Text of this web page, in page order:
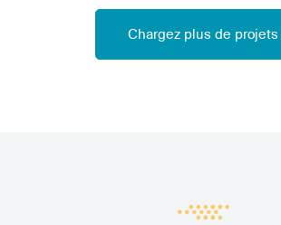
Chargez plus de projets